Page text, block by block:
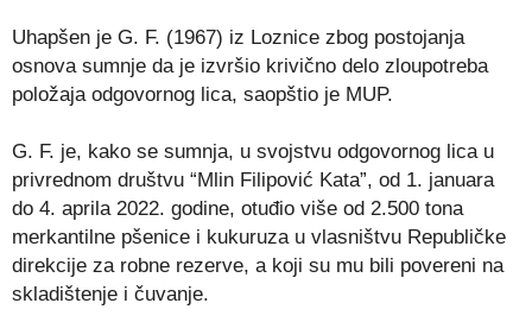
Uhapšen je G. F. (1967) iz Loznice zbog postojanja
osnova sumnje da je izvršio krivično delo zloupotreba
položaja odgovornog lica, saopštio je MUP.
G. F. je, kako se sumnja, u svojstvu odgovornog lica u
privrednom društvu “Mlin Filipović Kata”, od 1. januara
do 4. aprila 2022. godine, otuđio više od 2.500 tona
merkantilne pšenice i kukuruza u vlasništvu Republičke
direkcije za robne rezerve, a koji su mu bili povereni na
skladištenje i čuvanje.